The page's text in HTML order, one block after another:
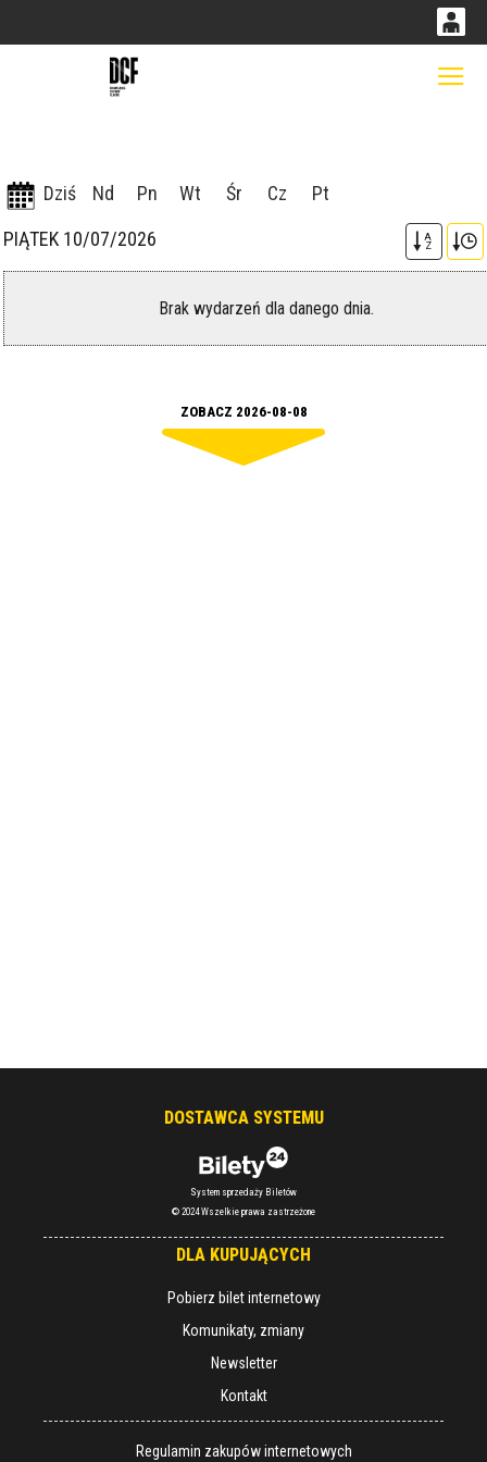
14 51
Dziś Nd Pn Wt Śr Cz
Pt
PIĄTEK 10/07/2026
A
Z
Brak wydarzeń dla danego dnia.
ZOBACZ 2026-08-08
DOSTAWCA SYSTEMU
System sprzedaży Biletów
© 2024 Wszelkie prawa zastrzeżone
DLA KUPUJĄCYCH
Pobierz bilet internetowy
Komunikaty, zmiany
Newsletter
Kontakt
Regulamin zakupów internetowych